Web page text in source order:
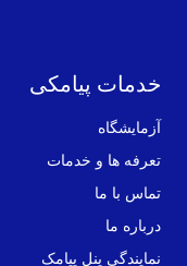
خدمات پیامکی
آزمایشگاه
تعرفه ها و خدمات
تماس با ما
درباره ما
نمایندگی پنل پیامک